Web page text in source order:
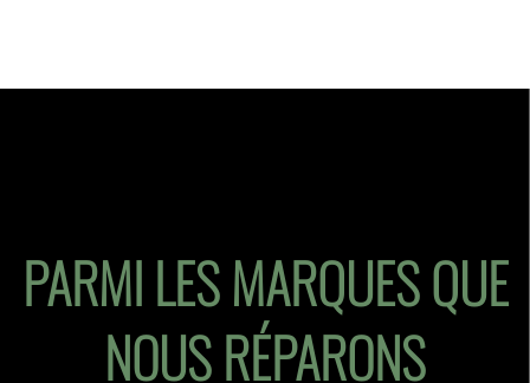
PARMI LES MARQUES QUE
NOUS RÉPARONS